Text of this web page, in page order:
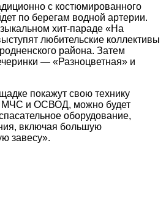
с костюмированного
по берегам водной артерии.
хит-параде «На
любительские коллективы
района. Затем
— «Разноцветная» и
покажут свою технику
МЧС и ОСВОД, можно будет
оборудование,
включая большую
завесу».